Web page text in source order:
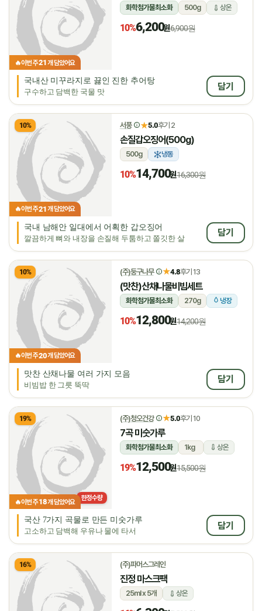
🔥이번 주21개 담았어요
화학첨가물최소화 500g 상온
10%6,200원6,900원
국내산 미꾸라지로 끓인 진한 추어탕
구수하고 담백한 국물 맛
담기
10%
🔥이번 주21개 담았어요
서풍 ★5.0후기 2
손질갑오징어(500g)
500g 냉동
10%14,700원16,300원
국내 남해안 일대에서 어획한 갑오징어
깔끔하게 뼈와 내장을 손질해 두툼하고 쫄깃한 살
담기
10%
🔥이번 주20개 담았어요
(주)둥구나무 ★4.8후기 13
(맛찬)산채나물비빔세트
화학첨가물최소화 270g 냉장
10%12,800원14,200원
맛찬 산채나물 여러 가지 모음
비빔밥 한 그릇 뚝딱
담기
19%
🔥이번 주18개 담았어요 한정수량
(주)청오건강 ★5.0후기 10
7곡 미숫가루
화학첨가물최소화 1kg 상온
19%12,500원15,500원
국산 7가지 곡물로 만든 미숫가루
고소하고 담백해 우유나 물에 타서
담기
16% (주)파머스그레인
진정 마스크팩
25ml x 5개 상온